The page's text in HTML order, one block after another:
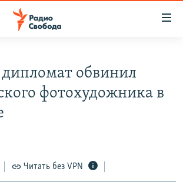
обвинил
фотохудожника в
Читать без VPN